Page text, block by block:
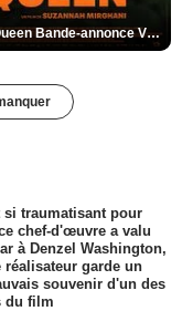
Cotton Queen Bande-annonce VO STFR
si traumatisant pour
chef-d'œuvre a valu
à Denzel Washington,
réalisateur garde un
souvenir d'un des
du film